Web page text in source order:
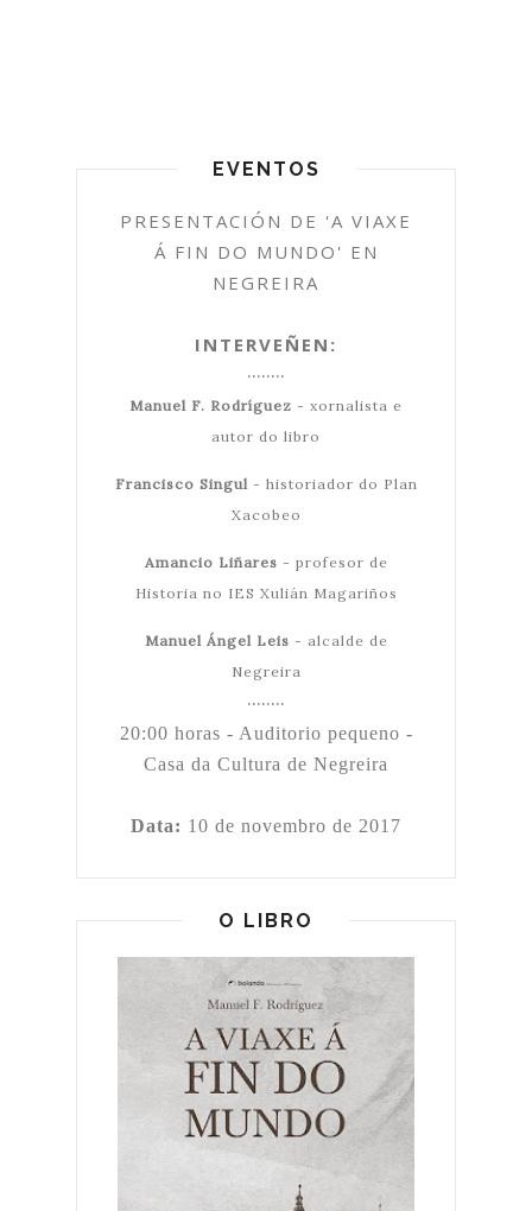
EVENTOS
PRESENTACIÓN DE 'A VIAXE
Á FIN DO MUNDO' EN
NEGREIRA
INTERVEÑEN:
········
Manuel F. Rodríguez - xornalista e
autor do libro
Francisco Singul - historiador do Plan
Xacobeo
Amancio Liñares - profesor de
Historia no IES Xulián Magariños
Manuel Ángel Leis - alcalde de
Negreira
········
20:00 horas - Auditorio pequeno -
Casa da Cultura de Negreira
Data: 10 de novembro de 2017
O LIBRO